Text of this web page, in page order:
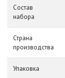
Состав
набора
Страна
производства
Упаковка